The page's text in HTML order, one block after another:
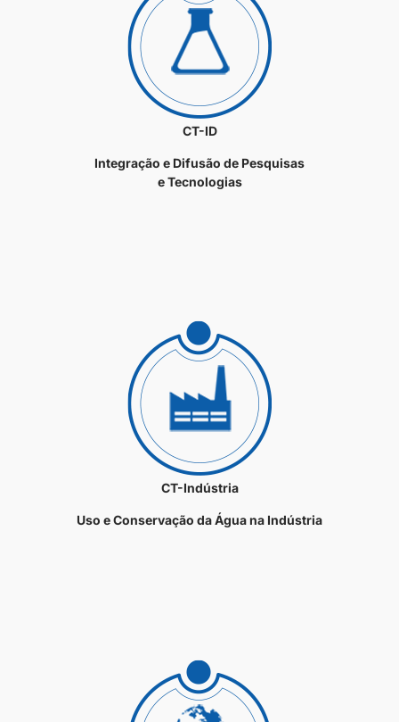
CT-ID
Integração e Difusão de Pesquisas
e Tecnologias
CT-Indústria
Uso e Conservação da Água na Indústria